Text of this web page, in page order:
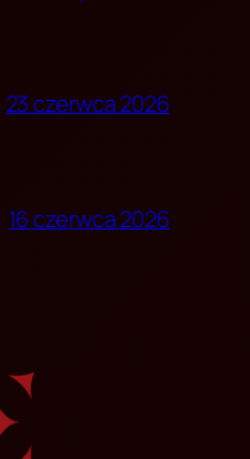
23 czerwca 2026
16 czerwca 2026